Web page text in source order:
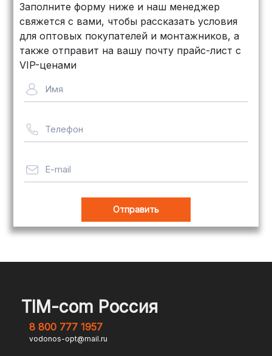
объемных заказов. Сроки — от 3
дней, стоимость — от
500 рублей
Байкал Сервис: Идеально подходит
для крупногабаритных товаров.
рассчитывается индивидуально
Важно! Мы заботимся о том, чтобы
целости и сохранности, независимо
от их размера.
максимально удобным и безопасным
для наших клиентов. Независимо от
того, являетесь ли вы физическим или
юридическим лицом, у вас есть
Заполните форму ниже и наш менеджер
свяжется с вами, чтобы рассказать условия
для оптовых покупателей и монтажников, а
также отправит на вашу почту прайс-лист с
VIP-ценами
Имя
Телефон
E-mail
TIM-com Россия
8 800 777 1957
vodonos-opt@mail.ru